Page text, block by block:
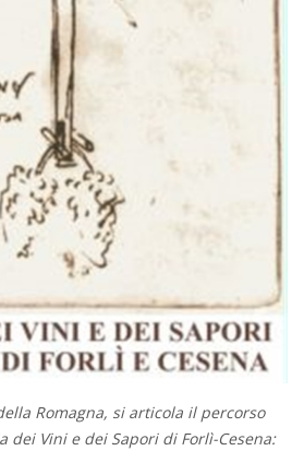
Romagna, si articola il percorso
dei Vini e dei Sapori di Forlì-Cesena: